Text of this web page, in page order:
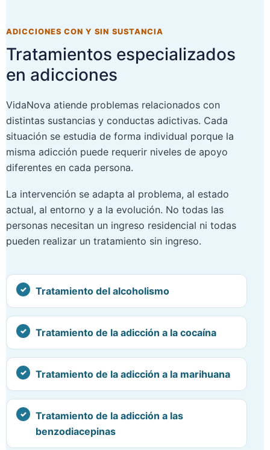
ADICCIONES CON Y SIN SUSTANCIA
Tratamientos especializados
en adicciones
VidaNova atiende problemas relacionados con
distintas sustancias y conductas adictivas. Cada
situación se estudia de forma individual porque la
misma adicción puede requerir niveles de apoyo
diferentes en cada persona.
La intervención se adapta al problema, al estado
actual, al entorno y a la evolución. No todas las
personas necesitan un ingreso residencial ni todas
pueden realizar un tratamiento sin ingreso.
Tratamiento del alcoholismo
Tratamiento de la adicción a la cocaína
Tratamiento de la adicción a la marihuana
Tratamiento de la adicción a las
benzodiacepinas